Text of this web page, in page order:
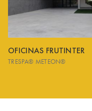
OFICINAS FRUTINTER
TRESPA® METEON®